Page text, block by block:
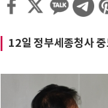
12일 정부세종청사